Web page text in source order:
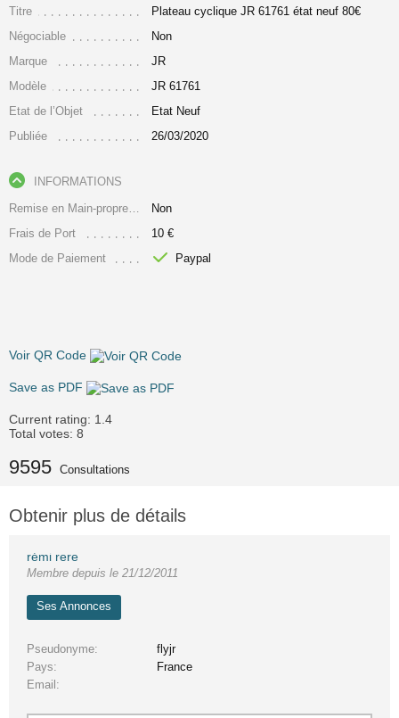
Titre
Plateau cyclique JR 61761 état neuf 80€
Négociable
Non
Marque
JR
Modèle
JR 61761
Etat de l’Objet
Etat Neuf
Publiée
26/03/2020
INFORMATIONS
Remise en Main-propre Uniquement
Non
Frais de Port
10 €
Mode de Paiement
Paypal
Voir QR Code
Save as PDF
Current rating: 1.4
Total votes: 8
9595 Consultations
Obtenir plus de détails
rémi rere
Membre depuis le 21/12/2011
Ses Annonces
Pseudonyme
flyjr
Pays
France
Email